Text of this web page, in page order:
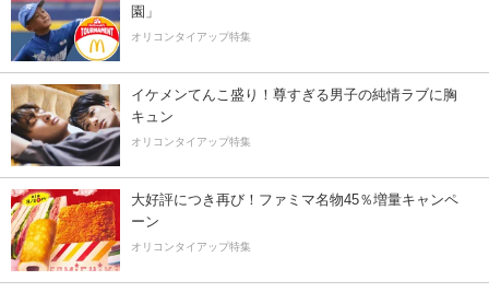
園」
オリコンタイアップ特集
イケメンてんこ盛り！尊すぎる男子の純情ラブに胸
キュン
オリコンタイアップ特集
大好評につき再び！ファミマ名物45％増量キャンペ
ーン
オリコンタイアップ特集